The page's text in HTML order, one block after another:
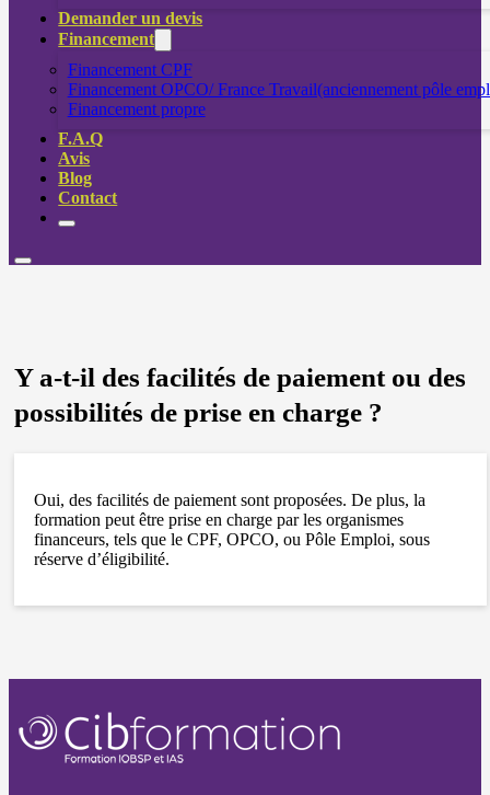
Demander un devis
Financement
Financement CPF
Financement OPCO/ France Travail(anciennement pôle
Financement propre
F.A.Q
Avis
Blog
Contact
Y a-t-il des facilités de paiement ou des
possibilités de prise en charge ?
Oui, des facilités de paiement sont proposées. De plus, la
formation peut être prise en charge par les organismes
financeurs, tels que le CPF, OPCO, ou Pôle Emploi, sous
réserve d’éligibilité.